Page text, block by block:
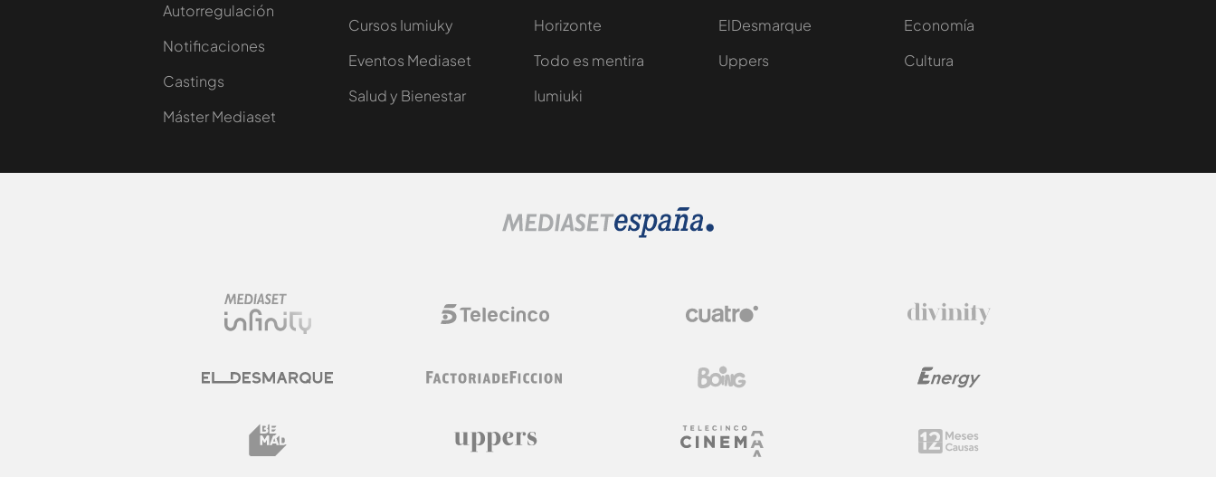
Autorregulación
Notificaciones
Castings
Máster Mediaset
Cursos Iumiuky
Eventos Mediaset
Salud y Bienestar
Horizonte
Todo es mentira
Iumiuki
ElDesmarque
Uppers
Economía
Cultura